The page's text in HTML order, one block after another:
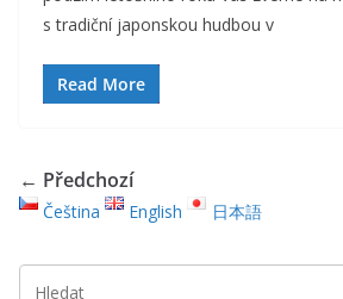
s tradiční japonskou hudbou v
Read More
← Předchozí
Čeština English 日本語